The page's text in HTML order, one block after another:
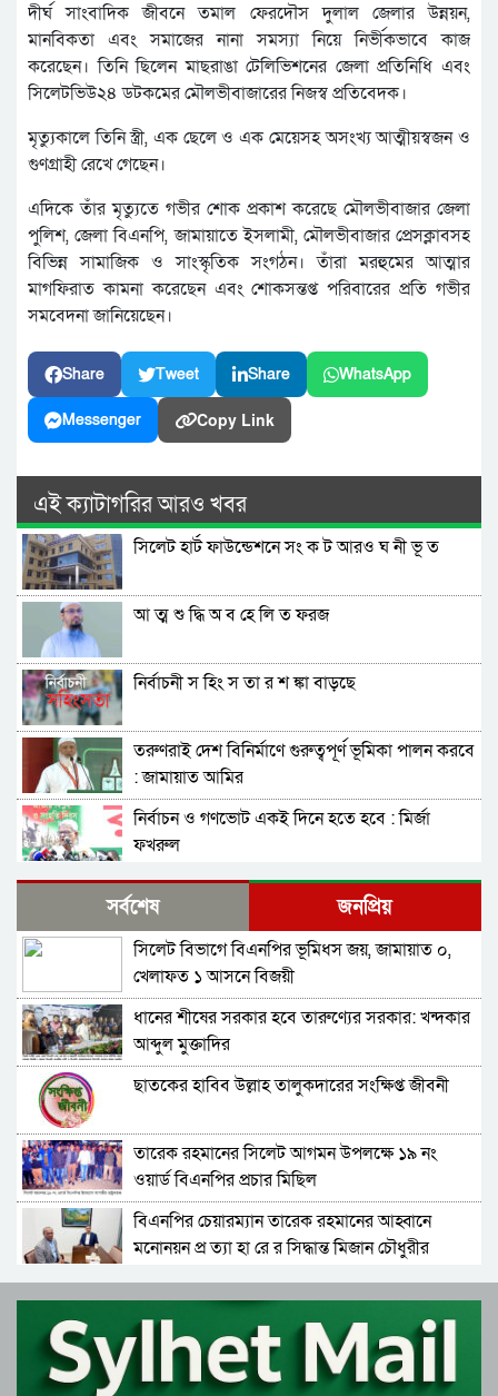
দীর্ঘ সাংবাদিক জীবনে তমাল ফেরদৌস দুলাল জেলার উন্নয়ন,
মানবিকতা এবং সমাজের নানা সমস্যা নিয়ে নির্ভীকভাবে কাজ
করেছেন। তিনি ছিলেন মাছরাঙা টেলিভিশনের জেলা প্রতিনিধি এবং
সিলেটভিউ২৪ ডটকমের মৌলভীবাজারের নিজস্ব প্রতিবেদক।
মৃত্যুকালে তিনি স্ত্রী, এক ছেলে ও এক মেয়েসহ অসংখ্য আত্মীয়স্বজন ও
গুণগ্রাহী রেখে গেছেন।
এদিকে তাঁর মৃত্যুতে গভীর শোক প্রকাশ করেছে মৌলভীবাজার জেলা
পুলিশ, জেলা বিএনপি, জামায়াতে ইসলামী, মৌলভীবাজার প্রেসক্লাবসহ
বিভিন্ন সামাজিক ও সাংস্কৃতিক সংগঠন। তাঁরা মরহুমের আত্মার
মাগফিরাত কামনা করেছেন এবং শোকসন্তপ্ত পরিবারের প্রতি গভীর
সমবেদনা জানিয়েছেন।
Share Tweet Share WhatsApp
Messenger Copy Link
এই ক্যাটাগরির আরও খবর
সিলেট হার্ট ফাউন্ডেশনে সং ক ট আরও ঘ নী ভূ ত
আ ত্ম শু দ্ধি অ ব হে লি ত ফরজ
নির্বাচনী স হিং স তা র শ ঙ্কা বাড়ছে
তরুণরাই দেশ বিনির্মাণে গুরুত্বপূর্ণ ভূমিকা পালন করবে
: জামায়াত আমির
নির্বাচন ও গণভোট একই দিনে হতে হবে : মির্জা
ফখরুল
নির্বাচন বিরোধীদের ৭ নভেম্বরের চেতনায় পরাজিত
করতে হবে : আমীর খসরু
জামায়াতের আলোচনার প্রস্তাব, যা বললেন বিএনপির
মহাসচিব
সুনামগঞ্জ-১ : ‘চূড়ান্ত মনোনয়ন আমিই পাবো’-
কামরুজ্জামান কামরুল
সাবাস এসএমপির পুলিশ কমিশনার : কালিঘাটে জ ব্দ
জেলা প্রশাসক মহোদয় আপনার ঘুম ভাঙ্গবে কখন!
সিলেটের কোম্পানীগঞ্জে থামছে না পাথর লুট, শাহ
আরেফিন টিলার ৮৫ শতাংশ পাথর উধাও
বাপের বেটা মুক্তাদির! লোক দেখানো ! হাতে হাত
রাখলেন আরিফ-মুক্তাদির
থামবো না : ডা. শফিকুর রহমান
সিলেটে গ্রে প্তা র জোসনাসহ ওরা ৩জন
সর্বশেষ জনপ্রিয়
সিলেট বিভাগে বিএনপির ভূমিধস জয়, জামায়াত ০,
খেলাফত ১ আসনে বিজয়ী
ধানের শীষের সরকার হবে তারুণ্যের সরকার: খন্দকার
আব্দুল মুক্তাদির
ছাতকের হাবিব উল্লাহ তালুকদারের সংক্ষিপ্ত জীবনী
তারেক রহমানের সিলেট আগমন উপলক্ষে ১৯ নং
ওয়ার্ড বিএনপির প্রচার মিছিল
বিএনপির চেয়ারম্যান তারেক রহমানের আহ্বানে
মনোনয়ন প্র ত্যা হা রে র সিদ্ধান্ত মিজান চৌধুরীর
বিএনপির চেয়ারম্যান হিসেবে দায়িত্ব গ্রহণ করলেন
তারেক রহমান
ফের বে প রো য়া পাথর খে কো রা, ‘বো মা’ মেশিন দিয়ে
পাথর উত্তোলন